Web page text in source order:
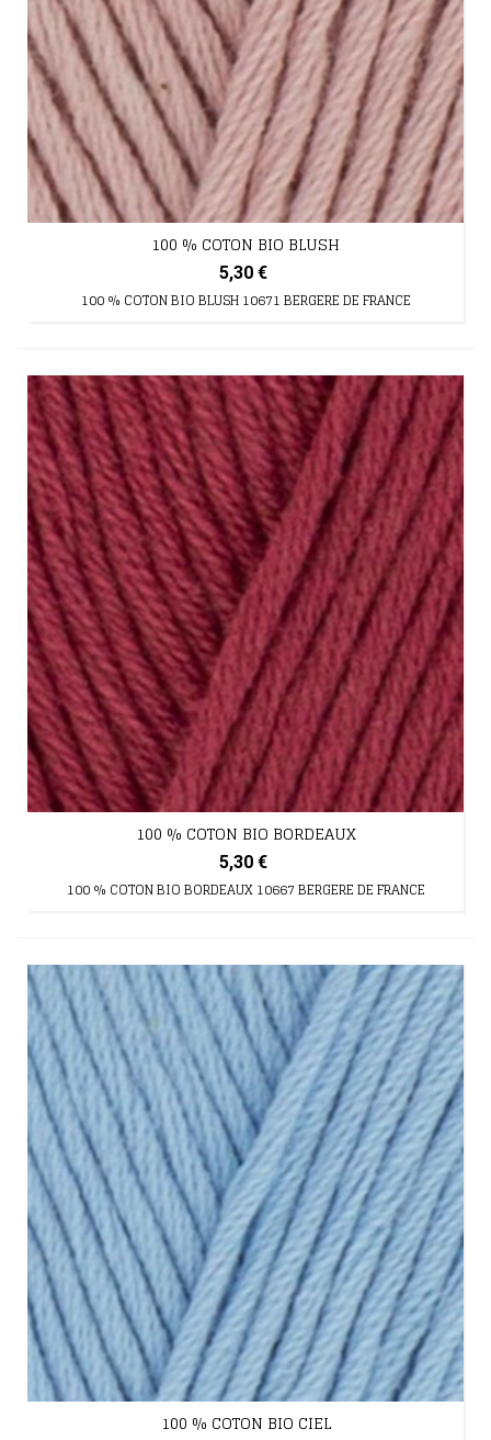
100 % COTON BIO BLUSH
5,30 €
100 % COTON BIO BLUSH 10671 BERGERE DE FRANCE
100 % COTON BIO BORDEAUX
5,30 €
100 % COTON BIO BORDEAUX 10667 BERGERE DE FRANCE
100 % COTON BIO CIEL